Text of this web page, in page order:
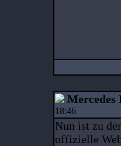
Mercedes
18:46
Nun ist zu
offizielle